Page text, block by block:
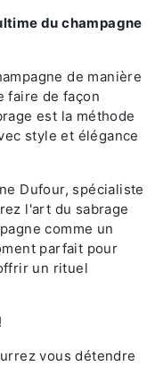
du champagne
de manière
faire de façon
est la méthode
style et élégance
Dufour, spécialiste
l'art du sabrage
comme un
parfait pour
un rituel
vous détendre